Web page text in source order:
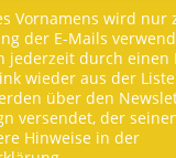
Vornamens wird nur
der E-Mails
jederzeit durch einen
wieder aus der
über den
versendet, der
Hinweise in der